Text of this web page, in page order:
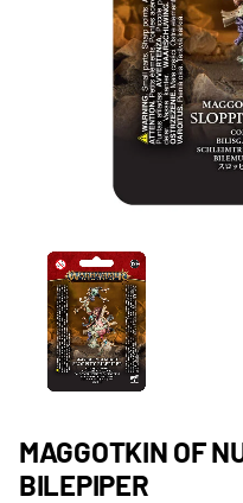
MAGGOTKIN OF
BILEPIPER